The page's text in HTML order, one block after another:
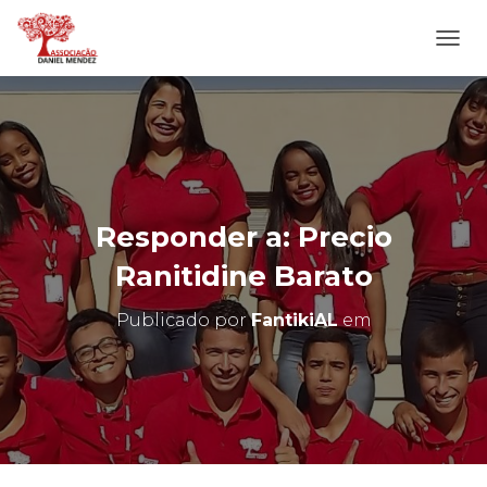
L
T
E
R
N
A
N
A
E
G
O
Responder a: Precio
Ranitidine Barato
Publicado porFantikiALem